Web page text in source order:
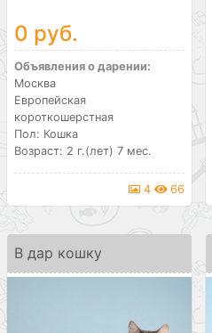
0 руб.
Объявления о дарении:
Москва
Европейская
короткошерстная
Пол: Кошка
Возраст: 2 г.(лет) 7 мес.
4 66
В дар кошку